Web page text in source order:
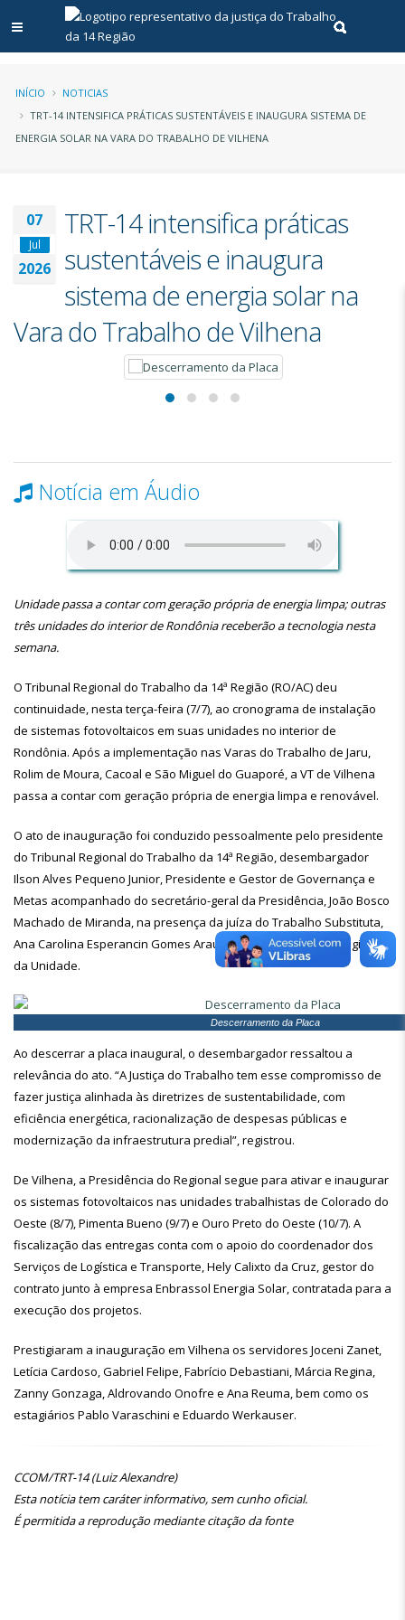
Abrir menu principal
Realizar
Trilha
de
INÍCIO
NOTICIAS
TRT-14 INTENSIFICA PRÁTICAS SUSTENTÁVEIS E INAUGURA SISTEMA DE
ENERGIA SOLAR NA VARA DO TRABALHO DE VILHENA
07
Jul
2026
TRT-14 intensifica práticas
sustentáveis e inaugura
sistema de energia solar na
Vara do Trabalho de Vilhena
Notícia em Áudio
Unidade passa a contar com geração própria de energia limpa; outras
três unidades do interior de Rondônia receberão a tecnologia nesta
semana.
O Tribunal Regional do Trabalho da 14ª Região (RO/AC) deu
continuidade, nesta terça-feira (7/7), ao cronograma de instalação
de sistemas fotovoltaicos em suas unidades no interior de
Rondônia. Após a implementação nas Varas do Trabalho de Jaru,
Rolim de Moura, Cacoal e São Miguel do Guaporé, a VT de Vilhena
passa a contar com geração própria de energia limpa e renovável.
O ato de inauguração foi conduzido pessoalmente pelo presidente
do Tribunal Regional do Trabalho da 14ª Região, desembargador
Ilson Alves Pequeno Junior, Presidente e Gestor de Governança e
Metas acompanhado do secretário-geral da Presidência, João Bosco
Machado de Miranda, na presença da juíza do Trabalho Substituta,
Ana Carolina Esperancin Gomes Araujo, servidores(as) e estagiários
da Unidade.
Descerramento da Placa
Ao descerrar a placa inaugural, o desembargador ressaltou a
relevância do ato. “A Justiça do Trabalho tem esse compromisso de
fazer justiça alinhada às diretrizes de sustentabilidade, com
eficiência energética, racionalização de despesas públicas e
modernização da infraestrutura predial”, registrou.
De Vilhena, a Presidência do Regional segue para ativar e inaugurar
os sistemas fotovoltaicos nas unidades trabalhistas de Colorado do
Oeste (8/7), Pimenta Bueno (9/7) e Ouro Preto do Oeste (10/7). A
fiscalização das entregas conta com o apoio do coordenador dos
Serviços de Logística e Transporte, Hely Calixto da Cruz, gestor do
contrato junto à empresa Enbrassol Energia Solar, contratada para a
execução dos projetos.
Prestigiaram a inauguração em Vilhena os servidores Joceni Zanet,
Letícia Cardoso, Gabriel Felipe, Fabrício Debastiani, Márcia Regina,
Zanny Gonzaga, Aldrovando Onofre e Ana Reuma, bem como os
estagiários Pablo Varaschini e Eduardo Werkauser.
CCOM/TRT-14 (Luiz Alexandre)
Esta notícia tem caráter informativo, sem cunho oficial.
É permitida a reprodução mediante citação da fonte